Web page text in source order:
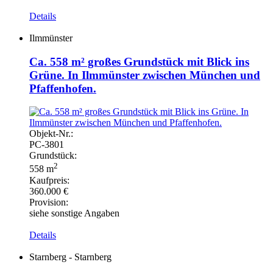
Details
Ilmmünster
Ca. 558 m² großes Grundstück mit Blick ins
Grüne. In Ilmmünster zwischen München und
Pfaffenhofen.
Objekt-Nr.:
PC-3801
Grundstück:
558 m2
Kaufpreis:
360.000 €
Provision:
siehe sonstige Angaben
Details
Starnberg - Starnberg